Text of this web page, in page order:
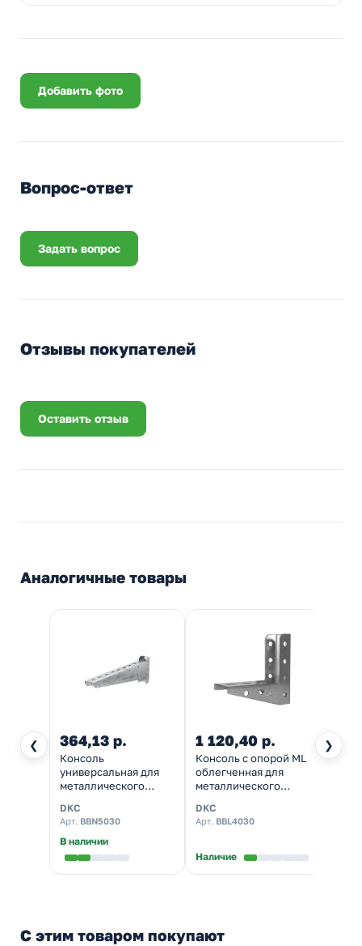
Добавить фото
Вопрос-ответ
Задать вопрос
Отзывы покупателей
Оставить отзыв
Аналогичные товары
❮ ❯
364,13 р.
Консоль
универсальная для
металлического
мм
DKC
Арт. BBN5030
В наличии
1 120,40 р.
Консоль с опорой ML
облегченная для
металлического
мм
DKC
Арт. BBL4030
Наличие
С этим товаром покупают